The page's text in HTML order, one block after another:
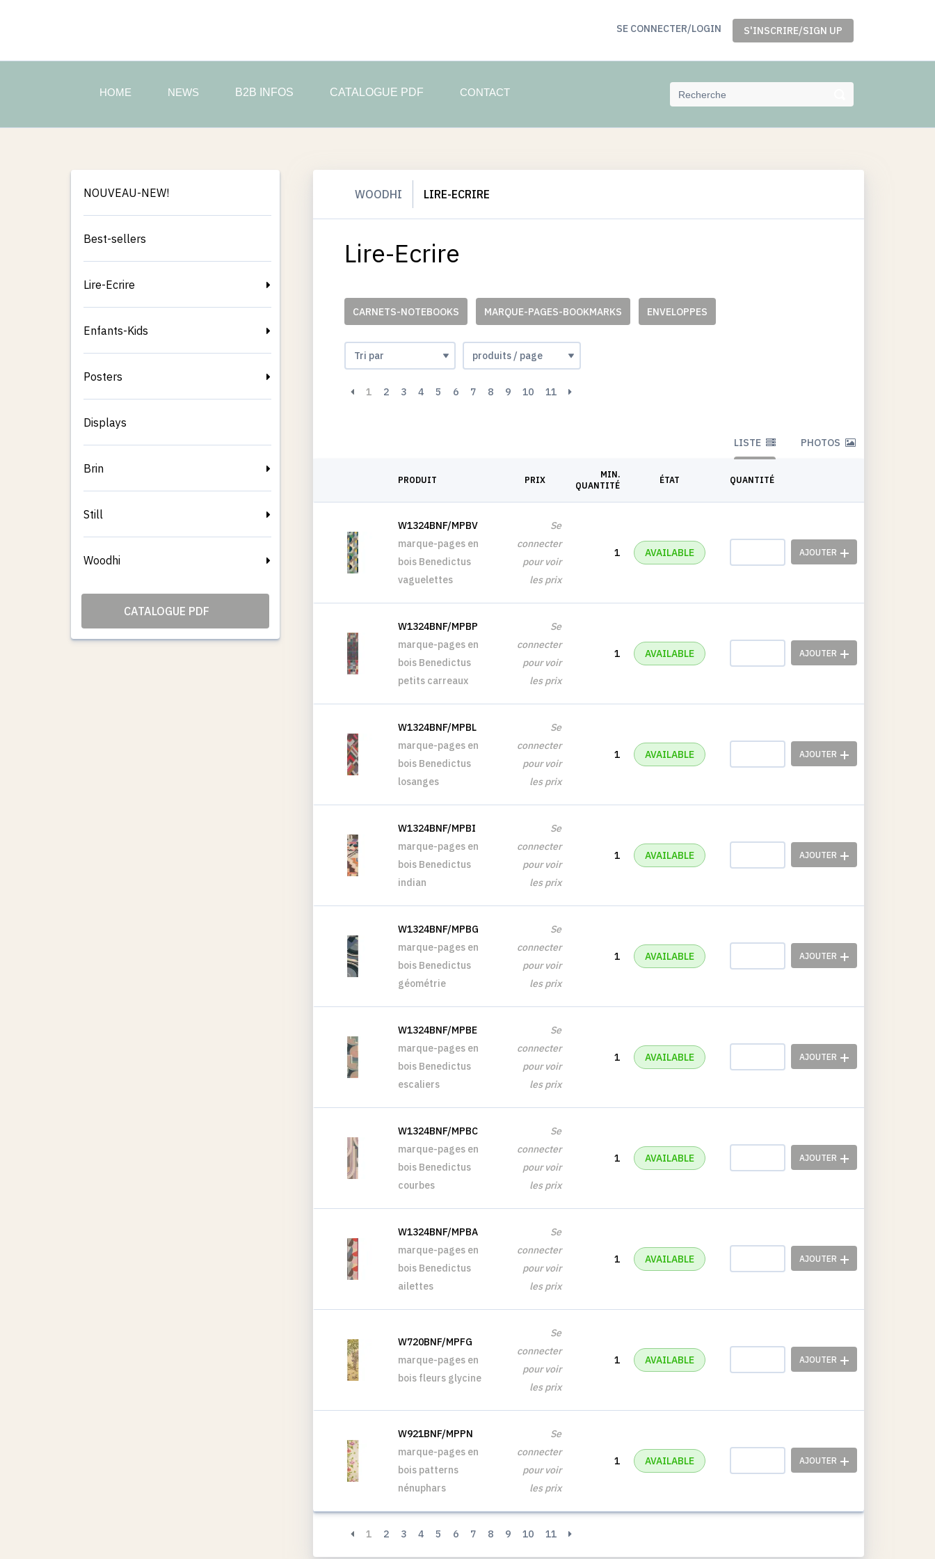
B2B INFOS CATALOGUE PDF
NOUVEAU-NEW!
Best-sellers
Lire-Ecrire
Enfants-Kids
Posters
Displays
Brin
Still
Woodhi
CATALOGUE PDF
WOODHI LIRE-ECRIRE
Lire-Ecrire
CARNETS-NOTEBOOKS MARQUE-PAGES-BOOKMARKS ENVELOPPES
1 2 3 4 5 6 7 8 9 10 11
LISTE PHOTOS
PRODUIT PRIX
MIN.
QUANTITÉ
ÉTAT QUANTITÉ
W1324BNF/MPBV
marque-pages en
bois Benedictus
vaguelettes
Se
connecter
pour voir
les prix
1 AVAILABLE
W1324BNF/MPBP
marque-pages en
bois Benedictus
petits carreaux
Se
connecter
pour voir
les prix
1 AVAILABLE
W1324BNF/MPBL
marque-pages en
bois Benedictus
losanges
Se
connecter
pour voir
les prix
1 AVAILABLE
W1324BNF/MPBI
marque-pages en
bois Benedictus
indian
Se
connecter
pour voir
les prix
1 AVAILABLE
W1324BNF/MPBG
marque-pages en
bois Benedictus
géométrie
Se
connecter
pour voir
les prix
1 AVAILABLE
W1324BNF/MPBE
marque-pages en
bois Benedictus
escaliers
Se
connecter
pour voir
les prix
1 AVAILABLE
W1324BNF/MPBC
marque-pages en
bois Benedictus
courbes
Se
connecter
pour voir
les prix
1 AVAILABLE
W1324BNF/MPBA
marque-pages en
bois Benedictus
ailettes
Se
connecter
pour voir
les prix
1 AVAILABLE
W720BNF/MPFG
marque-pages en
bois fleurs glycine
Se
connecter
pour voir
les prix
1 AVAILABLE
W921BNF/MPPN
marque-pages en
bois patterns
nénuphars
Se
connecter
pour voir
les prix
1 AVAILABLE
1 2 3 4 5 6 7 8 9 10 11